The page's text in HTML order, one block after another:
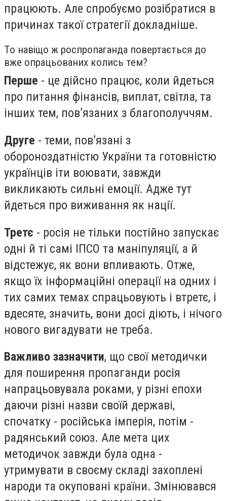
працюють. Але спробуємо розібратися в
причинах такої стратегії докладніше.
То навіщо ж роспропаганда повертається до
вже опрацьованих колись тем?
Перше - це дійсно працює, коли йдеться
про питання фінансів, виплат, світла, та
інших тем, повʼязаних з благополуччям.
Друге - теми, повʼязані з
обороноздатністю України та готовністю
українців іти воювати, завжди
викликають сильні емоції. Адже тут
йдеться про виживання як нації.
Третє - росія не тільки постійно запускає
одні й ті самі ІПСО та маніпуляції, а й
відстежує, як вони впливають. Отже,
якщо їх інформаційні операції на одних і
тих самих темах спрацьовують і втретє, і
вдесяте, значить, вони досі діють, і нічого
нового вигадувати не треба.
Важливо зазначити, що свої методички
для поширення пропаганди росія
напрацьовувала роками, у різні епохи
даючи різні назви своїй державі,
спочатку - російська імперія, потім -
радянський союз. Але мета цих
методичок завжди була одна -
утримувати в своєму складі захоплені
народи та окуповані країни. Змінювався